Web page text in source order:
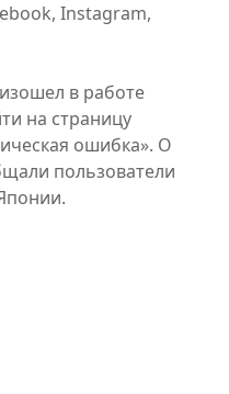
Instagram,
в работе
на страницу
ошибка». О
пользователи